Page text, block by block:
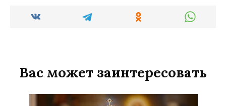
Вас может заинтересовать